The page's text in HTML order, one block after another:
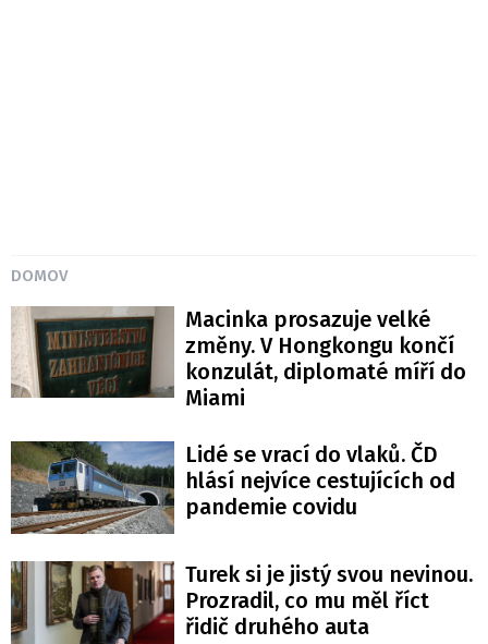
DOMOV
Macinka prosazuje velké
změny. V Hongkongu končí
konzulát, diplomaté míří do
Miami
Lidé se vrací do vlaků. ČD
hlásí nejvíce cestujících od
pandemie covidu
Turek si je jistý svou nevinou.
Prozradil, co mu měl říct
řidič druhého auta